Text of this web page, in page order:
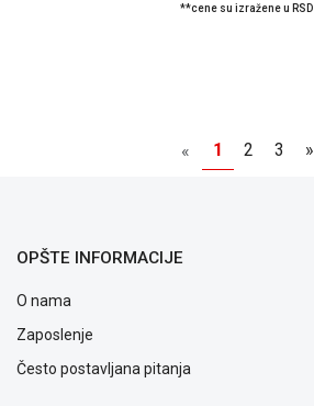
**cene su izražene u RSD
« 1 2 3 »
OPŠTE INFORMACIJE
O nama
Zaposlenje
Često postavljana pitanja